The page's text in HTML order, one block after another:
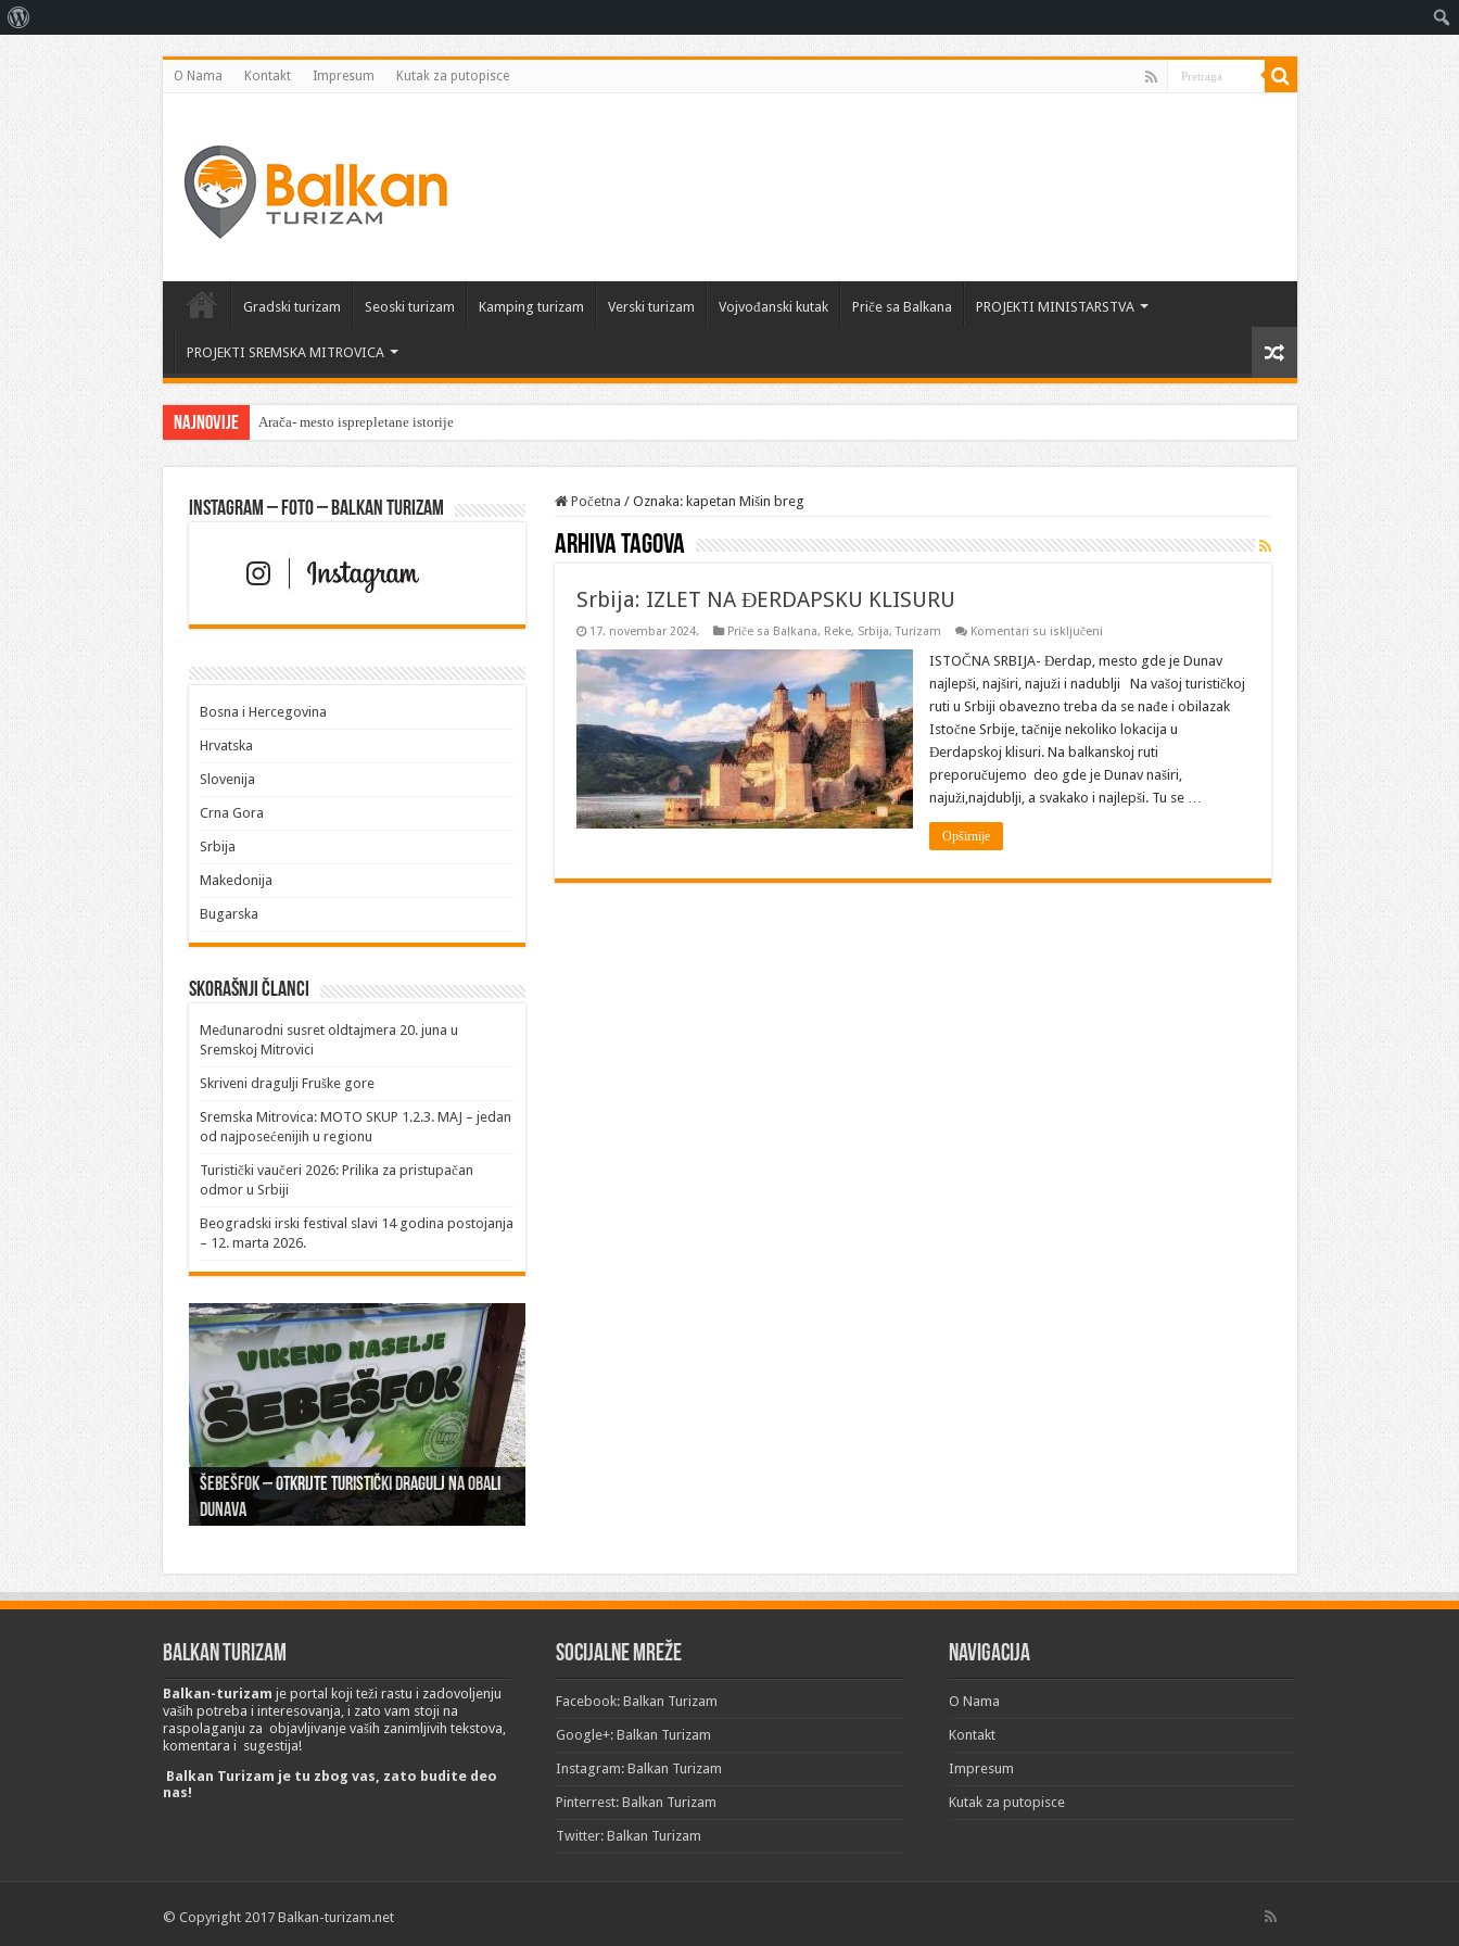
O Nama Kontakt Impresum Kutak za putopisce
Gradski turizam Seoski turizam Kamping turizam Verski turizam Vojvođanski kutak Priče sa Balkana PROJEKTI MINISTARSTVA
PROJEKTI SREMSKA MITROVICA
Najnovije Arača- mesto isprepletane istorije
Početna / Oznaka: kapetan Mišin breg
Arhiva tagova
Srbija: IZLET NA ĐERDAPSKU KLISURU
17. novembar 2024. Priče sa Balkana, Reke, Srbija,Turizam Komentari su isključenina
IZLET
ĐERDAPSKU
KLISURU
ISTOČNA SRBIJA- Đerdap, mesto gde je Dunav
najlepši, najširi, najuži i nadublji Na vašoj turističkoj
ruti u Srbiji obavezno treba da se nađe i obilazak
Istočne Srbije, tačnije nekoliko lokacija u
Đerdapskoj klisuri. Na balkanskoj ruti
preporučujemo deo gde je Dunav naširi,
najuži,najdublji, a svakako i najlepši. Tu se …
Opširnije
Instagram – FOTO – Balkan turizam
Bosna i Hercegovina
Hrvatska
Slovenija
Crna Gora
Srbija
Makedonija
Bugarska
Skorašnji članci
​Međunarodni susret oldtajmera 20. juna u
Sremskoj Mitrovici
Skriveni dragulji Fruške gore
Sremska Mitrovica: MOTO SKUP 1.2.3. MAJ – jedan
od najposećenijih u regionu
Turistički vaučeri 2026: Prilika za pristupačan
odmor u Srbiji
Beogradski irski festival slavi 14 godina postojanja
– 12. marta 2026.
Šebešfok – Otkrijte turistički dragulj na obali
Dunava
Erdevik: Sremska kulenijada 8. juna
Pomerena kupališna sezona na Gradskoj plaži u
Sremskoj Mitrovici
Novi Sad: Exit festival od 6.do 9. jula
26. Međunarodni sajam turizma „EMITT 2023“
Balkan Turizam
Balkan-turizam je portal koji teži rastu i zadovoljenju
vaših potreba i interesovanja, i zato vam stoji na
raspolaganju za objavljivanje vaših zanimljivih tekstova,
komentara i sugestija!
Balkan Turizam je tu zbog vas, zato budite deo
nas!
Socijalne mreže
Facebook: Balkan Turizam
Google+: Balkan Turizam
Instagram: Balkan Turizam
Pinterrest: Balkan Turizam
Twitter: Balkan Turizam
Navigacija
O Nama
Kontakt
Impresum
Kutak za putopisce
© Copyright 2017 Balkan-turizam.net
Vordpresu